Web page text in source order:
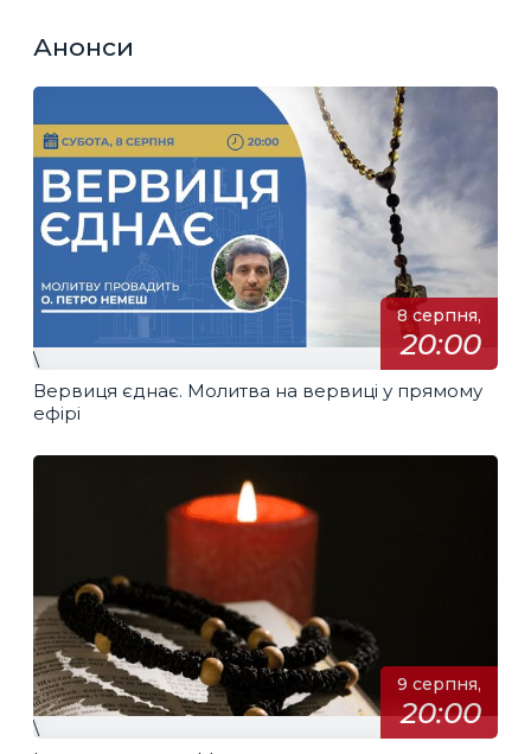
Анонси
8 серпня,
20:00
\
Вервиця єднає. Молитва на вервиці у прямому
ефірі
9 серпня,
20:00
\